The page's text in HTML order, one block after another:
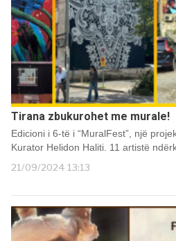
Tirana zbukurohet me murale!
Edicioni i 6-të i “MuralFest”, një
Kurator Helidon Haliti. 11 artistë
21/09/2024 13:13